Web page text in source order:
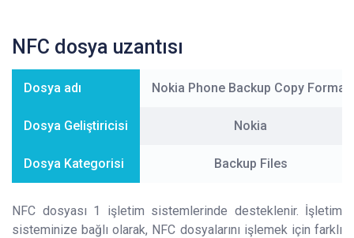
NFC dosya uzantısı
Dosya adı Nokia Phone Backup Copy Format
Dosya Geliştiricisi Nokia
Dosya Kategorisi Backup Files
NFC dosyası 1 işletim sistemlerinde desteklenir. İşletim
sisteminize bağlı olarak, NFC dosyalarını işlemek için farklı